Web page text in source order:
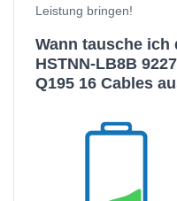
Leistung bringen!
Wann tausche ich
HSTNN-LB8B
Q195 16 Cables